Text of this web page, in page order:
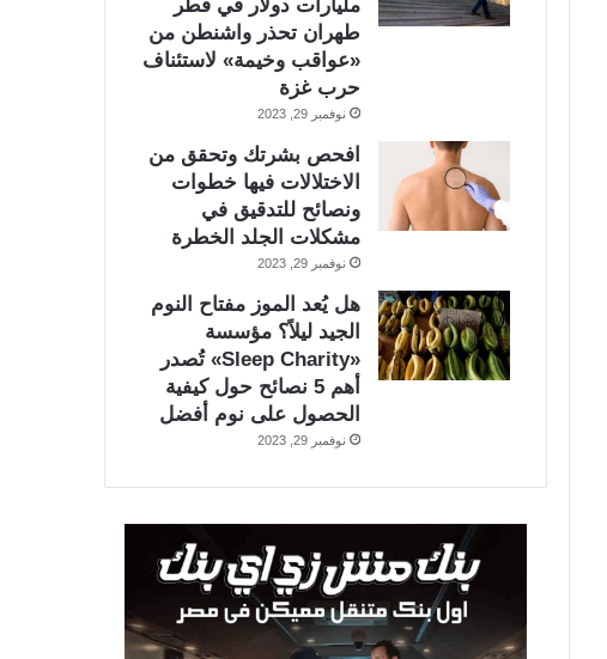
مليارات دولار في قطر
طهران تحذر واشنطن من
«عواقب وخيمة» لاستئناف
حرب غزة
نوفمبر 29, 2023
افحص بشرتك وتحقق من
الاختلالات فيها خطوات
ونصائح للتدقيق في
مشكلات الجلد الخطرة
نوفمبر 29, 2023
هل يُعد الموز مفتاح النوم
الجيد ليلاً؟ مؤسسة
«Sleep Charity» تُصدر
أهم 5 نصائح حول كيفية
الحصول على نوم أفضل
نوفمبر 29, 2023